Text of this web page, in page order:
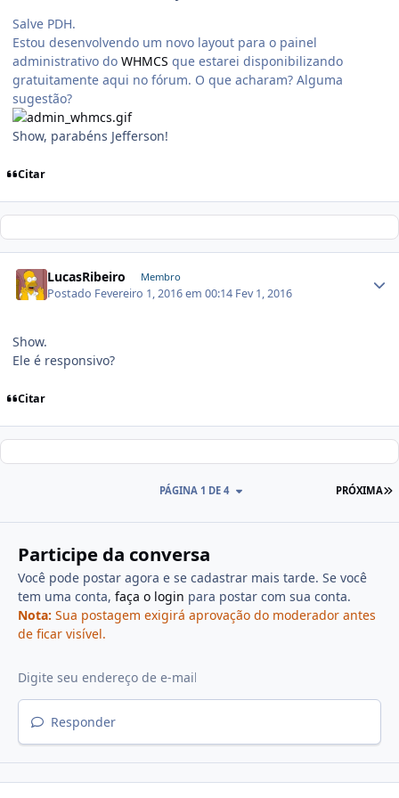
Salve PDH.
Estou desenvolvendo um novo layout para o painel
administrativo do WHMCS que estarei disponibilizando
gratuitamente aqui no fórum. O que acharam? Alguma
sugestão?
Show, parabéns Jefferson!
Citar
LucasRibeiro Membro
Postado Fevereiro 1, 2016 em 00:14 Fev 1, 2016
Show.
Ele é responsivo?
Citar
PRÓXIMA
PÁGINA 1 DE 4
Participe da conversa
Você pode postar agora e se cadastrar mais tarde. Se você
tem uma conta, faça o login para postar com sua conta.
Nota: Sua postagem exigirá aprovação do moderador antes
de ficar visível.
Responder